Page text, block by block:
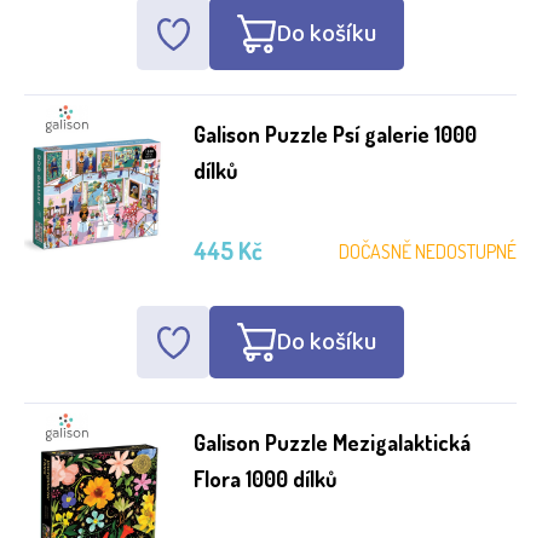
Do košíku
Galison Puzzle Psí galerie 1000
dílků
DOČASNĚ NEDOSTUPNÉ
445 Kč
Do košíku
Galison Puzzle Mezigalaktická
Flora 1000 dílků